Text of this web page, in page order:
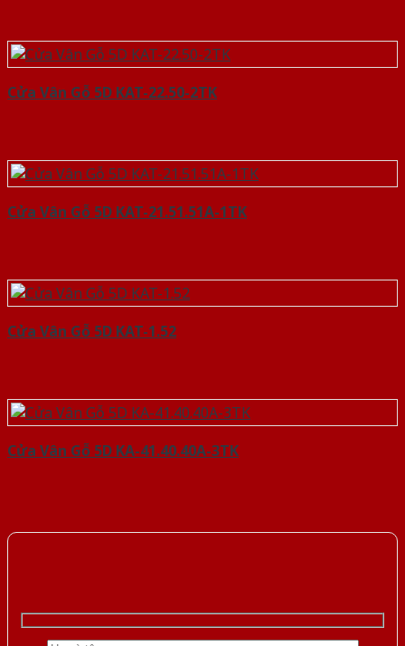
Cửa Vân Gỗ 5D KAT-22.50-2TK
Cửa Vân Gỗ 5D KAT-21.51.51A-1TK
Cửa Vân Gỗ 5D KAT-1.52
Cửa Vân Gỗ 5D KA-41.40.40A-3TK